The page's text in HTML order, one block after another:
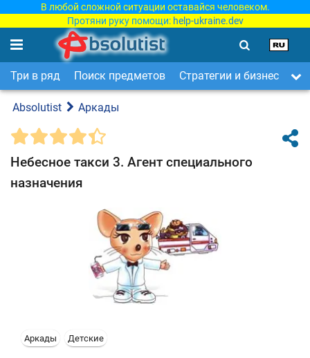
В любой сложной ситуации оставайся человеком.
Протяни руку помощи: help-ukraine.dev
Три в ряд Поиск предметов Стратегии и бизнес
Absolutist Аркады
Небесное такси 3. Агент специального
назначения
Аркады Детские